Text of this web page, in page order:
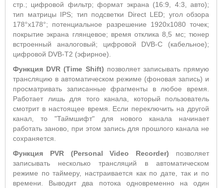
стр.; цифровой фильтр; формат экрана (16:9, 4:3, авто);
тип матрицы IPS; тип подсветки Direct LED; угол обзора
178°х178°; потенциальное разрешение 1920x1080 точек;
покрытие экрана глянцевое; время отклика 8,5 мс; тюнер
встроенный аналоговый; цифровой DVB-C (кабельное);
цифровой DVB-T2 (эфирное).
Функция DVR (Time Shift) позволяет записывать прямую
трансляцию в автоматическом режиме (фоновая запись) и
просматривать записанные фрагменты в любое время.
Работает лишь для того канала, который пользователь
смотрит в настоящее время. Если переключить на другой
канал, то "Таймшифт" для нового канала начинает
работать заново, при этом запись для прошлого канала не
сохраняется.
Функция PVR (Personal Video Recorder) позволяет
записывать несколько трансляций в автоматическом
режиме по таймеру, настраивается как по дате, так и по
времени. Выводит два потока одновременно на один